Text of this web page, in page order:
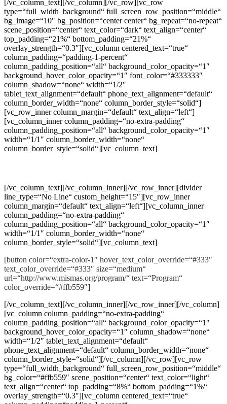
[/vc_column_text][/vc_column][/vc_row][vc_row
type=“full_width_background“ full_screen_row_position=“middle“
bg_image=“10″ bg_position=“center center“ bg_repeat=“no-repeat“
scene_position=“center“ text_color=“dark“ text_align=“center“
top_padding=“21%“ bottom_padding=“21%“
overlay_strength=“0.3″][vc_column centered_text=“true“
column_padding=“padding-1-percent“
column_padding_position=“all“ background_color_opacity=“1″
background_hover_color_opacity=“1″ font_color=“#333333″
column_shadow=“none“ width=“1/2″
tablet_text_alignment=“default“ phone_text_alignment=“default“
column_border_width=“none“ column_border_style=“solid“]
[vc_row_inner column_margin=“default“ text_align=“left“]
[vc_column_inner column_padding=“no-extra-padding“
column_padding_position=“all“ background_color_opacity=“1″
width=“1/1″ column_border_width=“none“
column_border_style=“solid“][vc_column_text]
[/vc_column_text][/vc_column_inner][/vc_row_inner][divider
line_type=“No Line“ custom_height=“15″][vc_row_inner
column_margin=“default“ text_align=“left“][vc_column_inner
column_padding=“no-extra-padding“
column_padding_position=“all“ background_color_opacity=“1″
width=“1/1″ column_border_width=“none“
column_border_style=“solid“][vc_column_text]
[button color=“extra-color-1″ hover_text_color_override=“#333″
text_color_override=“#333″ size=“medium“
url=“http://www.mismas.org/program/“ text=“Program“
color_override=“#ffb559″]
[/vc_column_text][/vc_column_inner][/vc_row_inner][/vc_column]
[vc_column column_padding=“no-extra-padding“
column_padding_position=“all“ background_color_opacity=“1″
background_hover_color_opacity=“1″ column_shadow=“none“
width=“1/2″ tablet_text_alignment=“default“
phone_text_alignment=“default“ column_border_width=“none“
column_border_style=“solid“][/vc_column][/vc_row][vc_row
type=“full_width_background“ full_screen_row_position=“middle“
bg_color=“#ffb559″ scene_position=“center“ text_color=“light“
text_align=“center“ top_padding=“8%“ bottom_padding=“1%“
overlay_strength=“0.3″][vc_column centered_text=“true“